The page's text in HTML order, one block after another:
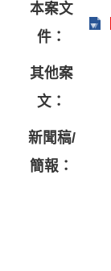
本案文
件：
其他案
文：
新聞稿/
簡報：